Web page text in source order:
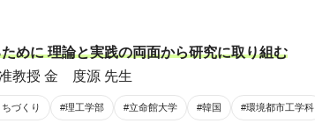
めに 理論と実践の両面から研究に取り組む
教授 金 度源 先生
づくり #理工学部 #立命館大学 #韓国 #環境都市工学科